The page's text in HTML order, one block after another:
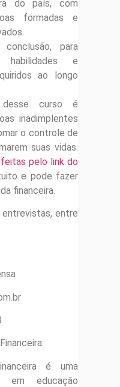
do país, com
formadas e
para
habilidades e
ao longo
desse curso é
inadimplentes
o controle de
suas vidas.
pelo link do
e pode fazer
financeira.
entrevistas, entre
é uma
em educação